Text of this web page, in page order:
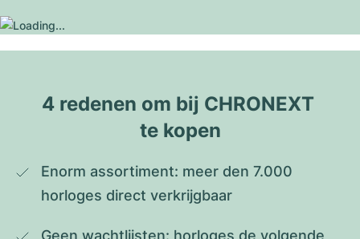
4 redenen om bij CHRONEXT
te kopen
Enorm assortiment: meer den 7.000
horloges direct verkrijgbaar
Geen wachtlijsten: horloges de volgende